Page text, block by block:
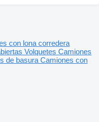
con lona corredera
Volquetes Camiones
de basura Camiones con